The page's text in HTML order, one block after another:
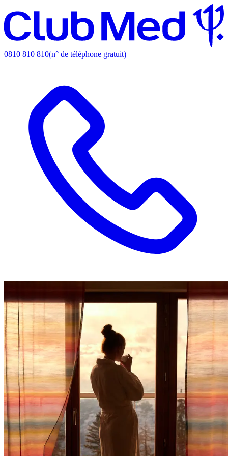
0810 810 810(n° de téléphone gratuit)